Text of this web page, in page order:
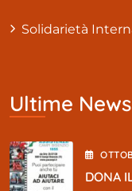
Solidarietà
Ultime News
DONA